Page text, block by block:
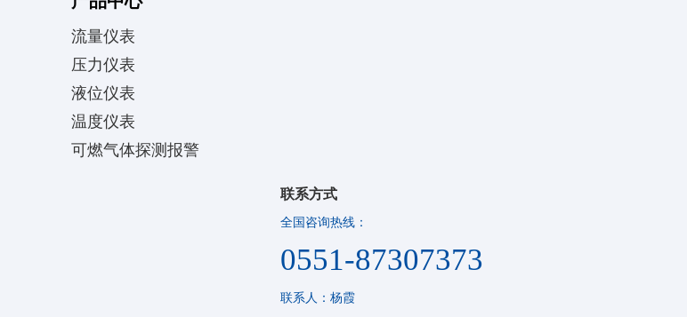
流量仪表
压力仪表
液位仪表
温度仪表
可燃气体探测报警
联系方式
全国咨询热线：
0551-87307373
联系人：杨霞